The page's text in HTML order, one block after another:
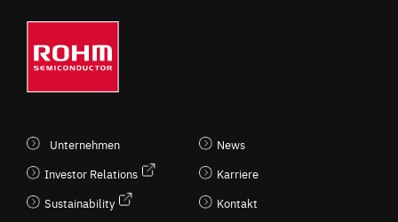
Unternehmen
Investor Relations
Sustainability
News
Karriere
Kontakt